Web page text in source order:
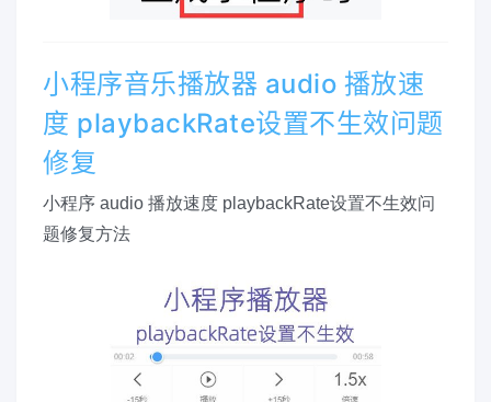
小程序音乐播放器 audio 播放速
度 playbackRate设置不生效问题
修复
小程序 audio 播放速度 playbackRate设置不生效问
题修复方法